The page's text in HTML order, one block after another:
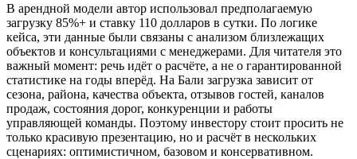
В арендной модели автор использовал предполагаемую
загрузку 85%+ и ставку 110 долларов в сутки. По логике
кейса, эти данные были связаны с анализом близлежащих
объектов и консультациями с менеджерами. Для читателя это
важный момент: речь идёт о расчёте, а не о гарантированной
статистике на годы вперёд. На Бали загрузка зависит от
сезона, района, качества объекта, отзывов гостей, каналов
продаж, состояния дорог, конкуренции и работы
управляющей команды. Поэтому инвестору стоит просить не
только красивую презентацию, но и расчёт в нескольких
сценариях: оптимистичном, базовом и консервативном.